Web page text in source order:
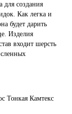
для создания
Как легка и
будет дарить
Изделия
входит шерсть
Тонкая Камтекс